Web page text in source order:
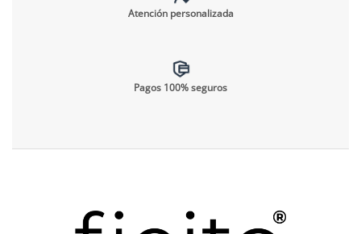
Atención personalizada
Pagos 100% seguros